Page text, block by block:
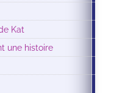
Kat
une histoire